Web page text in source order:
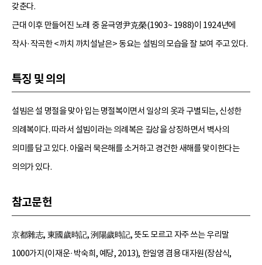
갖춘다.
근대 이후 만들어진 노래 중 윤극영尹克榮(1903~ 1988)이 1924년에
작사·작곡한 <까치 까치설날은> 동요는 설빔의 모습을 잘 보여 주고 있다.
특징 및 의의
설빔은 설 명절을 맞아 입는 명절복이면서 일상의 옷과 구별되는, 신성한
의례복이다. 따라서 설빔이라는 의례복은 길상을 상징하면서 벽사의
의미를 담고 있다. 아울러 묵은해를 소거하고 경건한 새해를 맞이한다는
의의가 있다.
참고문헌
京都雜志, 東國歲時記, 洌陽歲時記, 뜻도 모르고 자주 쓰는 우리말
1000가지(이재운·박숙희, 예당, 2013), 한일영 겸용 대자원(장삼식,